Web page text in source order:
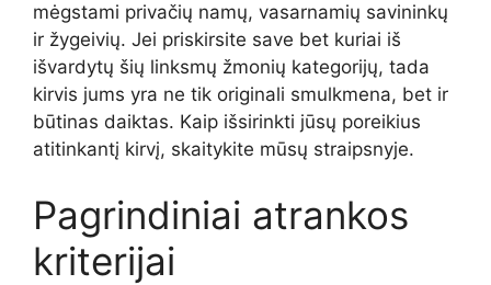
mėgstami privačių namų, vasarnamių savininkų
ir žygeivių. Jei priskirsite save bet kuriai iš
išvardytų šių linksmų žmonių kategorijų, tada
kirvis jums yra ne tik originali smulkmena, bet ir
būtinas daiktas. Kaip išsirinkti jūsų poreikius
atitinkantį kirvį, skaitykite mūsų straipsnyje.
Pagrindiniai atrankos
kriterijai